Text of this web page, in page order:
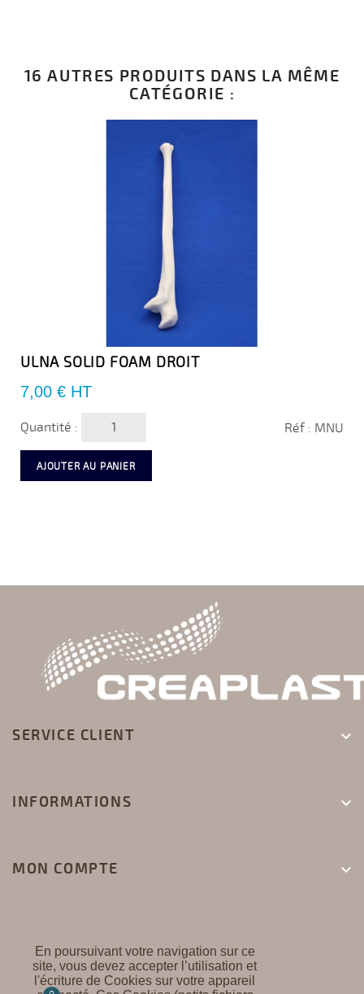
16 AUTRES PRODUITS DANS LA MÊME
CATÉGORIE :
ULNA SOLID FOAM DROIT
Prix
7,00 € HT
Quantité : Réf : MNU
AJOUTER AU PANIER
SERVICE CLIENT 
INFORMATIONS 
MON COMPTE 
En poursuivant votre navigation sur ce
site, vous devez accepter l’utilisation et
l'écriture de Cookies sur votre appareil
CREAPLAST ©